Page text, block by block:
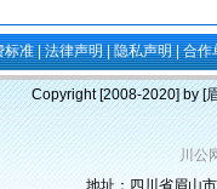
标准|法律声明|隐私声明|合作
Copyright [2008-2020] by [
川公
地址：四川省眉山